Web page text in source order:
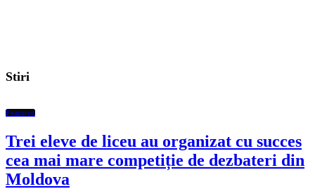
Stiri
Featured
Trei eleve de liceu au organizat cu succes
cea mai mare competiție de dezbateri din
Moldova